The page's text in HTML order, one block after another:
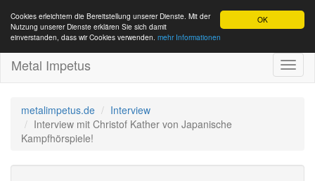
OK
Cookies erleichtern die Bereitstellung unserer Dienste. Mit der
Nutzung unserer Dienste erklären Sie sich damit
einverstanden, dass wir Cookies verwenden. mehr Informationen
Metal Impetus
metalimpetus.de
Interview
Interview mit Christof Kather von Japanische
Kampfhörspiele!